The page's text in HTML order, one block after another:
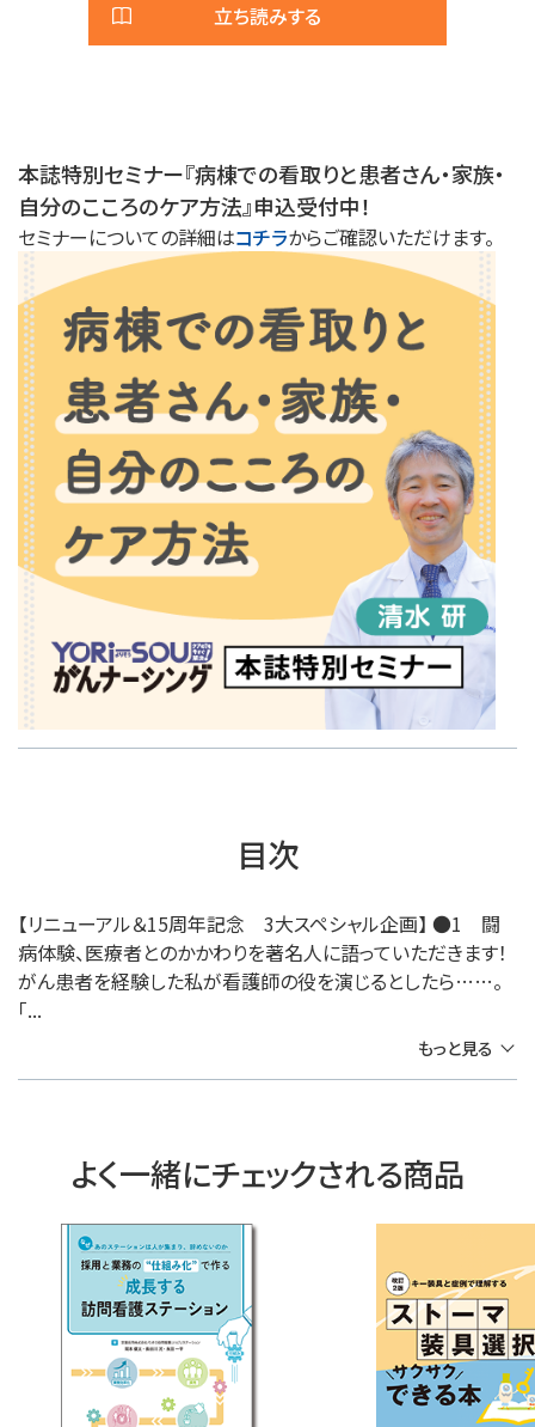
立ち読みする
本誌特別セミナー『病棟での看取りと患者さん・家族・
自分のこころのケア方法』申込受付中！
セミナーについての詳細はコチラからご確認いただけます。
目次
【リニューアル＆15周年記念 3大スペシャル企画】 ●1 闘
病体験、医療者とのかかわりを著名人に語っていただきます！
がん患者を経験した私が看護師の役を演じるとしたら……。
「...
もっと見る
よく一緒にチェックされる商品